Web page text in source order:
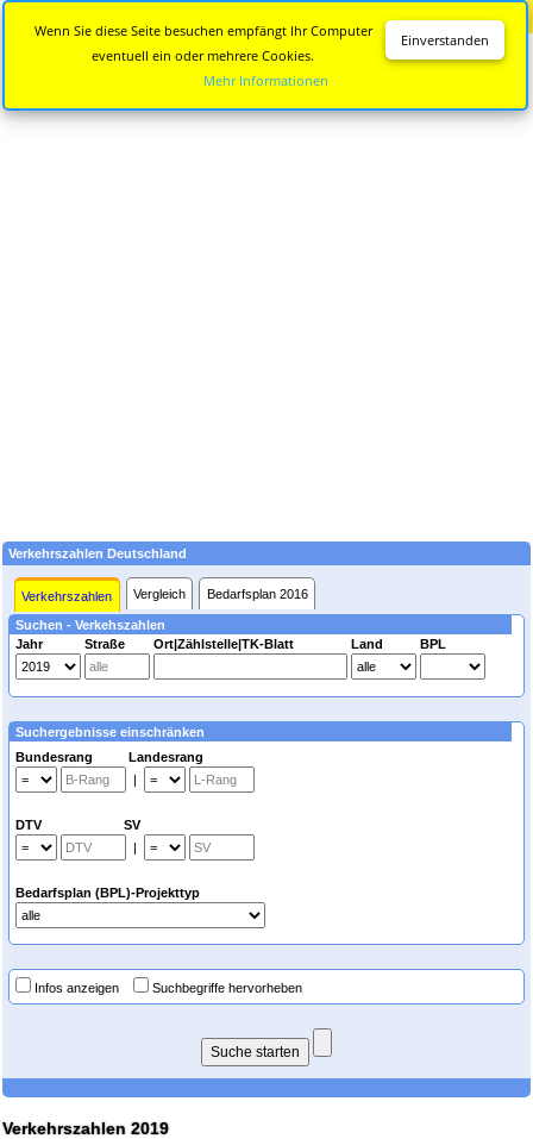
Verkehrszahlen Deutschland
Verkehrszahlen Vergleich Bedarfsplan 2016
Suchen - Verkehszahlen
Jahr
Straße Ort|Zählstelle|TK-Blatt Land BPL
Suchergebnisse einschränken
Bundesrang Landesrang
|
DTV SV
|
Bedarfsplan (BPL)-Projekttyp
Infos anzeigen Suchbegriffe hervorheben
Verkehrszahlen 2019
Einverstanden
Wenn Sie diese Seite besuchen empfängt Ihr Computer
eventuell ein oder mehrere Cookies.
Mehr Informationen